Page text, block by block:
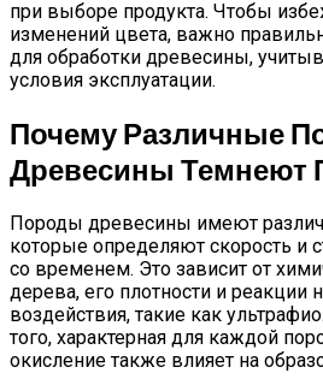
при выборе продукта. Чтобы
изменений цвета, важно
для обработки древесины,
условия эксплуатации.
Почему Различные
Древесины Темнеют
Породы древесины имеют
которые определяют скорость и
со временем. Это зависит от
дерева, его плотности и реакции
воздействия, такие как
того, характерная для каждой
окисление также влияет на